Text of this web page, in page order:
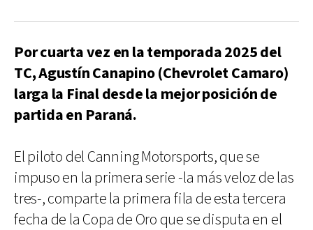
Por cuarta vez en la temporada 2025 del
TC, Agustín Canapino (Chevrolet Camaro)
larga la Final desde la mejor posición de
partida en Paraná.
El piloto del Canning Motorsports, que se
impuso en la primera serie -la más veloz de las
tres-, comparte la primera fila de esta tercera
fecha de la Copa de Oro que se disputa en el